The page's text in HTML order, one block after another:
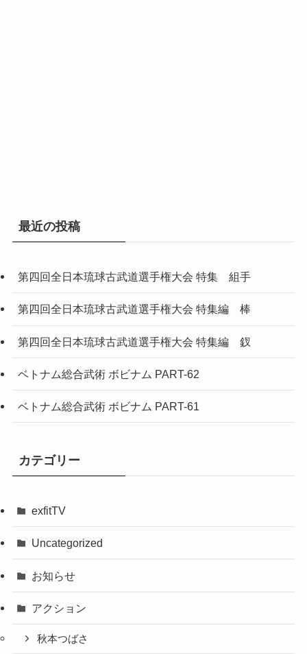
最近の投稿
第四回全日本琉球古武道選手権大会 特集 組手
第四回全日本琉球古武道選手権大会 特集編 棒
第四回全日本琉球古武道選手権大会 特集編 釵
ベトナム総合武術 ボビナム PART-62
ベトナム総合武術 ボビナム PART-61
カテゴリー
exfitTV
Uncategorized
お知らせ
アクション
秋本つばさ